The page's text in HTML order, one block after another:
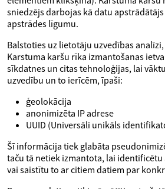
sniedzējs darbojas kā datu
apstrādes līgumu.
Balstoties uz lietotāju uzvedības
Karstuma karšu rīka izmantošanas
sīkdatnes un citas tehnoloģijas, lai
uzvedību un to ierīcēm, īpaši:
ģeolokācija
anonimizēta IP adrese
UUID (Universāli unikāls
Šī informācija tiek glabāta
taču tā netiek izmantota, lai
vai saistītu to ar citiem datiem par